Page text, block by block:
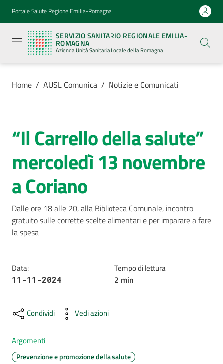
Vai al contenuto
Vai alla navigazione
Vai al footer
Portale Salute Regione Emilia-Romagna
SERVIZIO SANITARIO REGIONALE EMILIA-
ROMAGNA
Azienda Unità Sanitaria Locale della Romagna
Sanitario
Regionale
Emilia-
Romagna
Azienda
Sanitaria
Locale della
Azienda
Servizi
Luoghi
di
cura
dei
Servizi
Home / AUSL Comunica / Notizie e Comunicati
Salta al contenuto
“Il Carrello della salute”
mercoledì 13 novembre
a Coriano
Dalle ore 18 alle 20, alla Biblioteca Comunale, incontro
gratuito sulle corrette scelte alimentari e per imparare a fare
la spesa
Data:
11-11-2024
Tempo di lettura
2 min
Condividi Vedi azioni
Argomenti
Prevenzione e promozione della salute